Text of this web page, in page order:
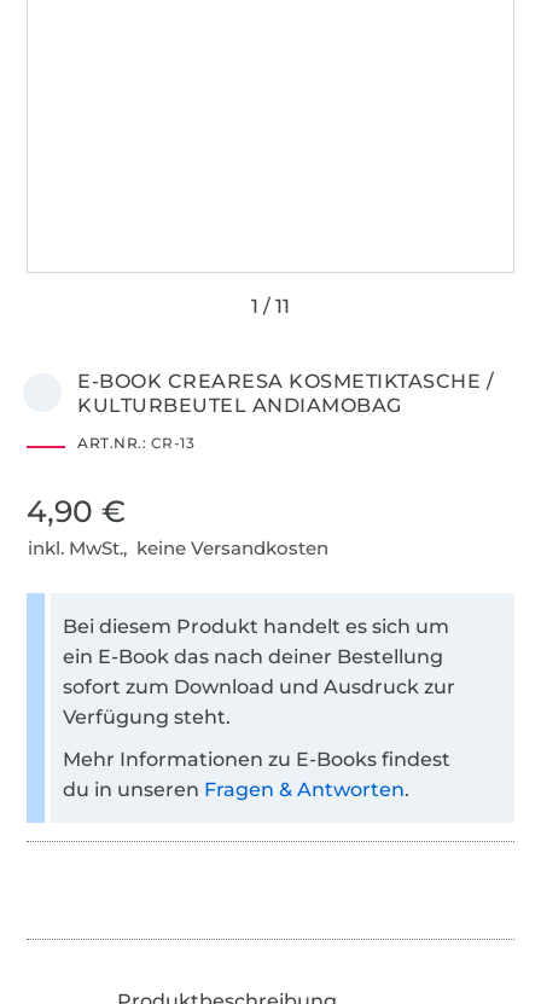
E-BOOK CREARESA KOSMETIKTASCHE /
KULTURBEUTEL ANDIAMOBAG
ART.NR.: CR-13
4,90 €
inkl. MwSt., keine Versandkosten
Bei diesem Produkt handelt es sich um
ein E-Book das nach deiner Bestellung
sofort zum Download und Ausdruck zur
Verfügung steht.
Mehr Informationen zu E-Books findest
du in unseren Fragen & Antworten.